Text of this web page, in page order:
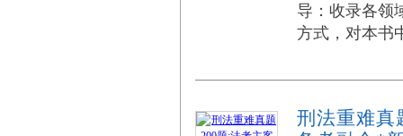
导：收录各领
方式，对本书
刑法重难真